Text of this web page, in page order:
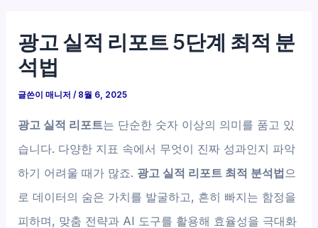
광고 실적 리포트 5단계 최적 분
석법
글쓴이매니저/ 8월 6, 2025
광고 실적 리포트는 단순한 숫자 이상의 의미를 품고 있
습니다. 다양한 지표 속에서 무엇이 진짜 성과인지 파악
하기 어려울 때가 많죠. 광고 실적 리포트 최적 분석법으
로 데이터의 숨은 가치를 발굴하고, 흔히 빠지는 함정을
피하며, 맞춤 전략과 AI 도구를 활용해 효율성을 극대화